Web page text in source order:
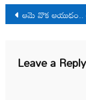
Post
navigation
ఆమె వొక ఆయుధం.. తన కవిత్వమొక
Leave a Reply